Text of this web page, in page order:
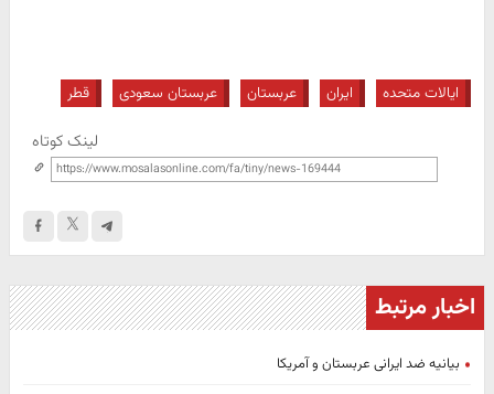
ایالات متحده ایران عربستان عربستان سعودی قطر
لینک کوتاه
اخبار مرتبط
بیانیه ضد ایرانی عربستان و آمریکا